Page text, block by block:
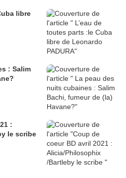
libre
:
le scribe